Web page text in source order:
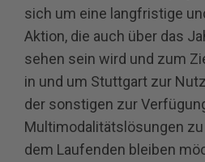
sich um eine langfristige
Aktion, die auch über das
sehen sein wird und zum
in und um Stuttgart zur
der sonstigen zur
Multimodalitätslösungen
dem Laufenden bleiben